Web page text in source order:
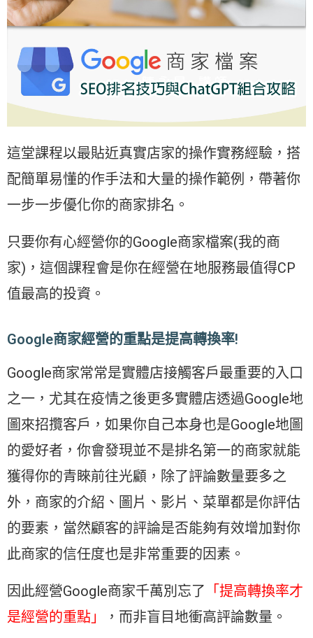
這堂課程以最貼近真實店家的操作實務經驗，搭
配簡單易懂的作手法和大量的操作範例，帶著你
一步一步優化你的商家排名。
只要你有心經營你的Google商家檔案(我的商
家)，這個課程會是你在經營在地服務最值得CP
值最高的投資。
Google商家經營的重點是提高轉換率!
Google商家常常是實體店接觸客戶最重要的入口
之一，尤其在疫情之後更多實體店透過Google地
圖來招攬客戶，如果你自己本身也是Google地圖
的愛好者，你會發現並不是排名第一的商家就能
獲得你的青睞前往光顧，除了評論數量要多之
外，商家的介紹、圖片、影片、菜單都是你評估
的要素，當然顧客的評論是否能夠有效增加對你
此商家的信任度也是非常重要的因素。
因此經營Google商家千萬別忘了 「提高轉換率才
是經營的重點」
，而非盲目地衝高評論數量。